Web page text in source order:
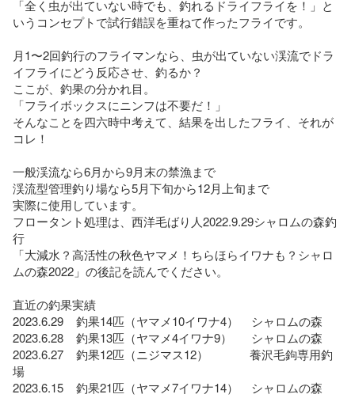
「全く虫が出ていない時でも、釣れるドライフライを！」と
いうコンセプトで試行錯誤を重ねて作ったフライです。
月1〜2回釣行のフライマンなら、虫が出ていない渓流でドラ
イフライにどう反応させ、釣るか？
ここが、釣果の分かれ目。
「フライボックスにニンフは不要だ！」
そんなことを四六時中考えて、結果を出したフライ、それが
コレ！
一般渓流なら6月から9月末の禁漁まで
渓流型管理釣り場なら5月下旬から12月上旬まで
実際に使用しています。
フロータント処理は、西洋毛ばり人2022.9.29シャロムの森釣
行
「大減水？高活性の秋色ヤマメ！ちらほらイワナも？シャロ
ムの森2022」の後記を読んでください。
直近の釣果実績
2023.6.29    釣果14匹（ヤマメ10イワナ4）    シャロムの森
2023.6.28    釣果13匹（ヤマメ4イワナ9）      シャロムの森
2023.6.27    釣果12匹（ニジマス12）             養沢毛鉤専用釣
場
2023.6.15    釣果21匹（ヤマメ7イワナ14）    シャロムの森